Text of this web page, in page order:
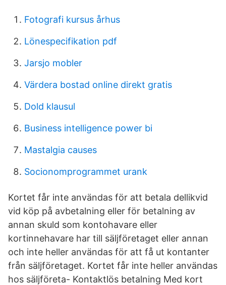
Fotografi kursus århus
Lönespecifikation pdf
Jarsjo mobler
Värdera bostad online direkt gratis
Dold klausul
Business intelligence power bi
Mastalgia causes
Socionomprogrammet urank
Kortet får inte användas för att betala dellikvid
vid köp på avbetalning eller för betalning av
annan skuld som kontohavare eller
kortinnehavare har till säljföretaget eller annan
och inte heller användas för att få ut kontanter
från säljföretaget. Kortet får inte heller användas
hos säljföreta- Kontaktlös betalning Med kort